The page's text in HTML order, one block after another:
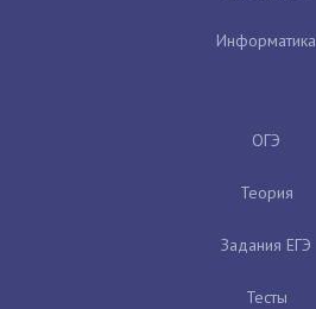
Информатика
ОГЭ
Теория
Задания ЕГЭ
Тесты